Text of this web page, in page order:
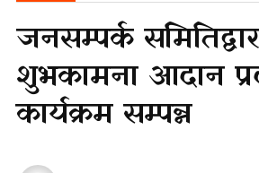
जनसम्पर्क
शुभकामना आदान
कार्यक्रम सम्पन्न